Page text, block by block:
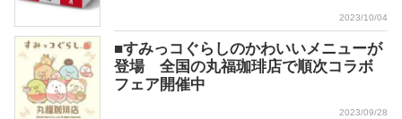
2023/10/04
■すみっコぐらしのかわいいメニューが
登場 全国の丸福珈琲店で順次コラボ
フェア開催中
2023/09/28